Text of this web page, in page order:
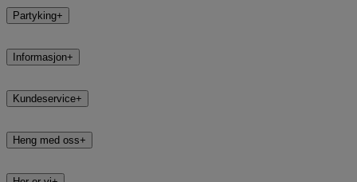
Partyking+
Informasjon+
Kundeservice+
Heng med oss+